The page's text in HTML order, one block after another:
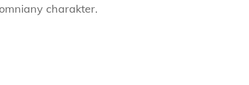
charakter.